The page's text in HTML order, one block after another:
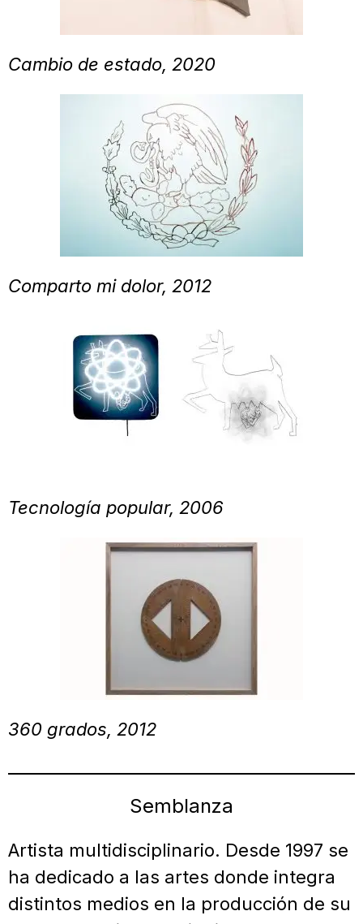
Cambio de estado, 2020
Comparto mi dolor, 2012
Tecnología popular, 2006
360 grados, 2012
Semblanza
Artista multidisciplinario. Desde 1997 se
ha dedicado a las artes donde integra
distintos medios en la producción de su